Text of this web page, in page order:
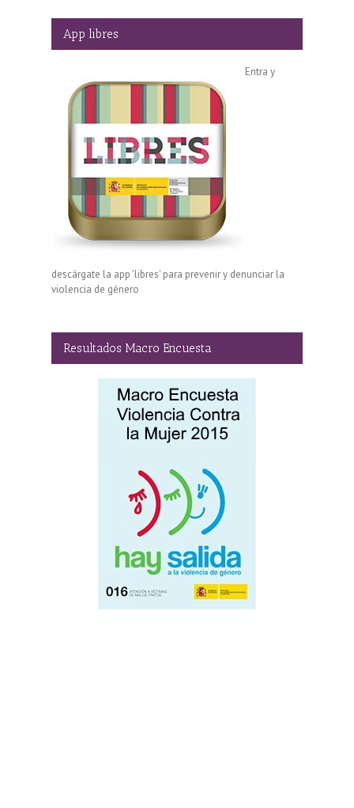
App libres
Entra y
descárgate la app 'libres' para prevenir y denunciar la
violencia de género
Resultados Macro Encuesta